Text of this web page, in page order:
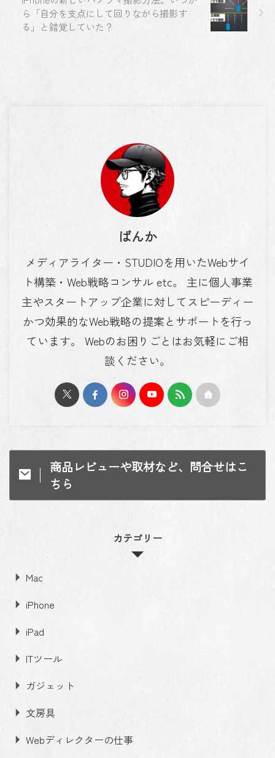
ら「自分を支点にして回りながら撮影す
る」と錯覚していた？
ばんか
メディアライター・STUDIOを用いたWebサイ
ト構築・Web戦略コンサル etc。 主に個人事業
主やスタートアップ企業に対してスピーディー
かつ効果的なWeb戦略の提案とサポートを行っ
ています。 Webのお困りごとはお気軽にご相
談ください。
商品レビューや取材など、問合せはこ
ちら
カテゴリー
Mac
iPhone
iPad
ITツール
ガジェット
文房具
Webディレクターの仕事